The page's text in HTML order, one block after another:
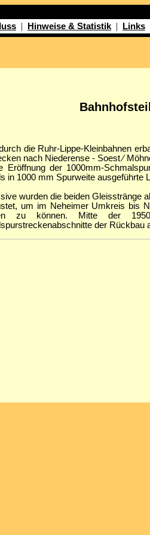
| Hinweise & Statistik | Links
die Ruhr-Lippe-Kleinbahnen
nach Niederense - Soest ⁄
Eröffnung der 1000mm-
in 1000 mm Spurweite ausgeführte
wurden die beiden Gleisstränge
um im Neheimer Umkreis bis
zu können. Mitte der
der Rückbau